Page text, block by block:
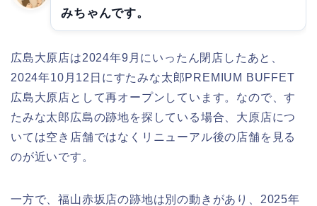
みちゃんです。
広島大原店は2024年9月にいったん閉店したあと、
2024年10月12日にすたみな太郎PREMIUM BUFFET
広島大原店として再オープンしています。なので、す
たみな太郎広島の跡地を探している場合、大原店につ
いては空き店舗ではなくリニューアル後の店舗を見る
のが近いです。
一方で、福山赤坂店の跡地は別の動きがあり、2025年